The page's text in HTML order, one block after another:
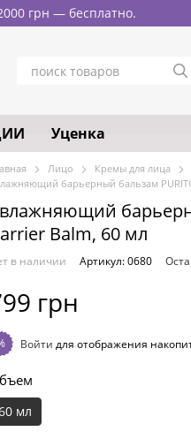
грн — бесплатно.
Уценка
Лицо
Кремы для лица
барьерный бальзам
Balm, 60 мл
в наличии Артикул: 0680
грн
Войти для отображения
мл